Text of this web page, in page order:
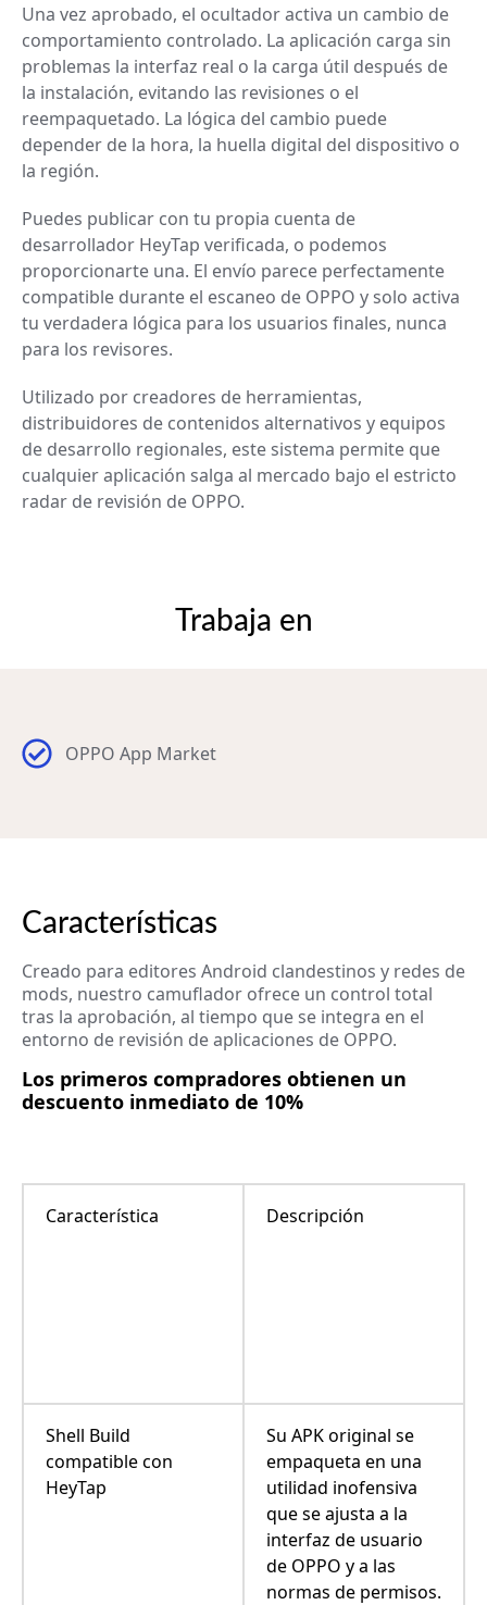
Una vez aprobado, el ocultador activa un cambio de
comportamiento controlado. La aplicación carga sin
problemas la interfaz real o la carga útil después de
la instalación, evitando las revisiones o el
reempaquetado. La lógica del cambio puede
depender de la hora, la huella digital del dispositivo o
la región.
Puedes publicar con tu propia cuenta de
desarrollador HeyTap verificada, o podemos
proporcionarte una. El envío parece perfectamente
compatible durante el escaneo de OPPO y solo activa
tu verdadera lógica para los usuarios finales, nunca
para los revisores.
Utilizado por creadores de herramientas,
distribuidores de contenidos alternativos y equipos
de desarrollo regionales, este sistema permite que
cualquier aplicación salga al mercado bajo el estricto
radar de revisión de OPPO.
Trabaja en
OPPO App Market
Características
Creado para editores Android clandestinos y redes de
mods, nuestro camuflador ofrece un control total
tras la aprobación, al tiempo que se integra en el
entorno de revisión de aplicaciones de OPPO.
Los primeros compradores obtienen un
descuento inmediato de 10%
Característica Descripción
Shell Build
compatible con
HeyTap
Su APK original se
empaqueta en una
utilidad inofensiva
que se ajusta a la
interfaz de usuario
de OPPO y a las
normas de permisos.